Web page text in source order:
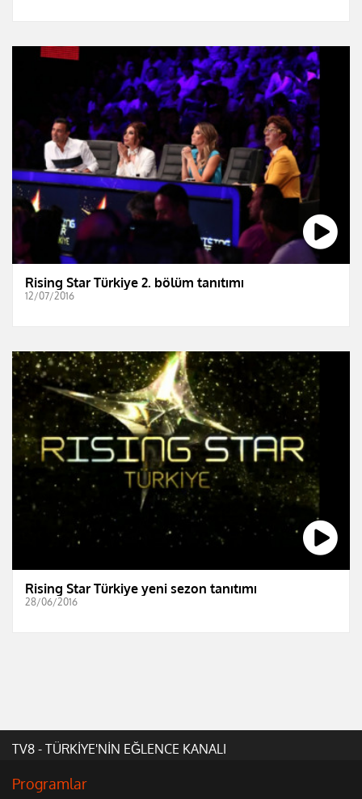
Rising Star Türkiye 2. bölüm tanıtımı
12/07/2016
Rising Star Türkiye yeni sezon tanıtımı
28/06/2016
TV8 - TÜRKİYE'NİN EĞLENCE KANALI
Programlar